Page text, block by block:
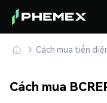
Cách mua tiền
Cách mua